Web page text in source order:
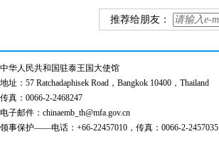
推荐给朋友：
中华人民共和国驻泰王国大使馆
地址：57 Ratchadaphisek Road，Bangkok 10400，Thailand
传真：0066-2-2468247
电子邮件：chinaemb_th@mfa.gov.cn
领事保护——电话：+66-22457010，传真：0066-2-2457035